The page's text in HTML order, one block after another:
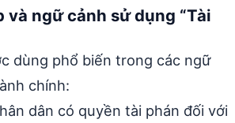
và ngữ cảnh sử dụng “Tài
dùng phổ biến trong các ngữ
chính:
dân có quyền tài phán đối với